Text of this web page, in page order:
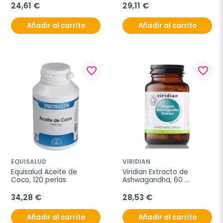
24,61 €
Añadir al carrito
29,11 €
Añadir al carrito
favorite_border
EQUISALUD
Equisalud Aceite de
Coco, 120 perlas
34,28 €
Añadir al carrito
favorite_border
VIRIDIAN
Viridian Extracto de
Ashwagandha, 60
28,53 €
Añadir al carrito